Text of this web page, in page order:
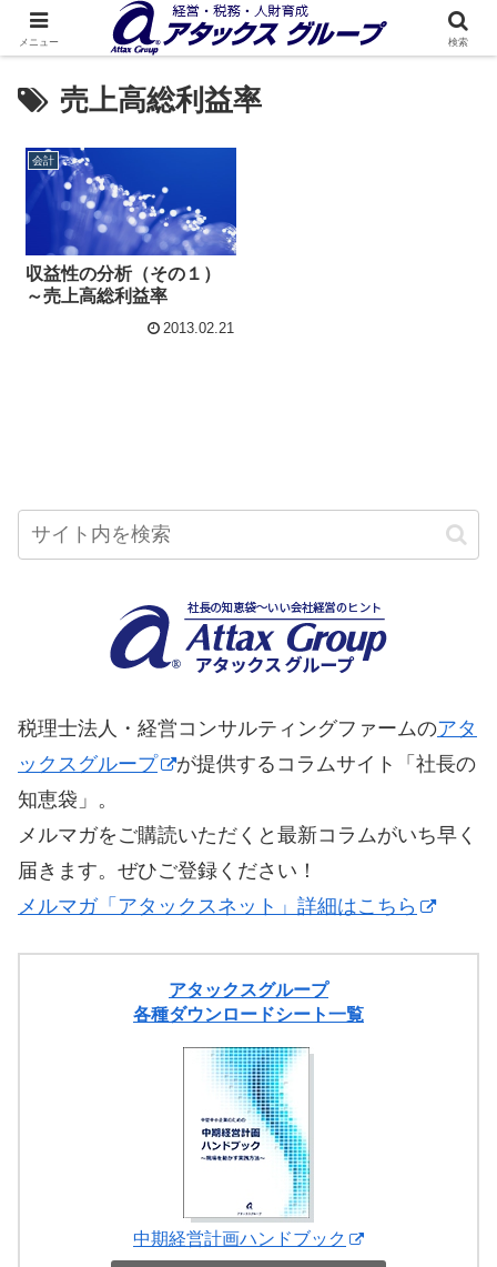
売上高総利益率
会計
収益性の分析（その１）
～売上高総利益率
2013.02.21
税理士法人・経営コンサルティングファームのアタ
ックスグループ
が提供するコラムサイト「社長の
知恵袋」。
メルマガをご購読いただくと最新コラムがいち早く
届きます。ぜひご登録ください！
メルマガ「アタックスネット」詳細はこちら
アタックスグループ
各種ダウンロードシート一覧
中期経営計画ハンドブック
メニュー 検索